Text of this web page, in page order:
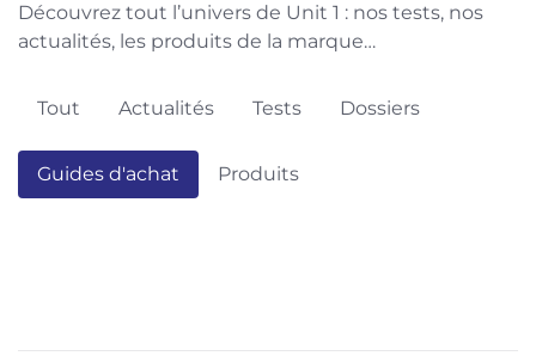
Découvrez tout l’univers de Unit 1 : nos tests, nos
actualités, les produits de la marque…
Tout Actualités Tests Dossiers
Guides d'achat Produits